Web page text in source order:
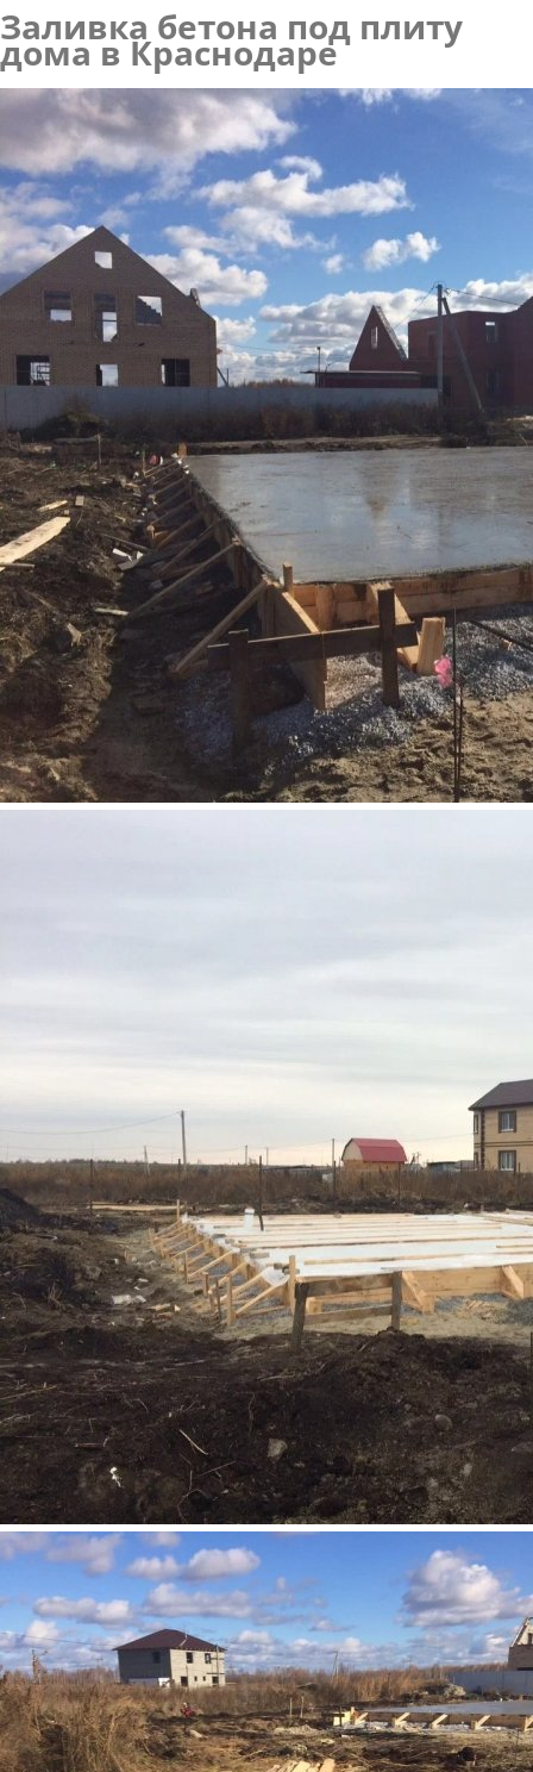
Заливка бетона под плиту
дома в Краснодаре